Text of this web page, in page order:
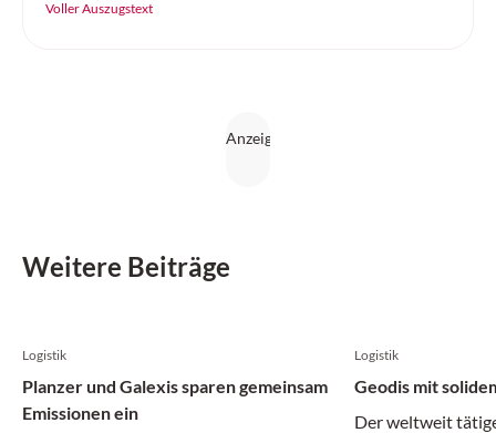
internationale Kongressmesse ihre Premiere – und
Voller Auszugstext
Weitere Beiträge
Logistik
Planzer und Galexis sparen gemeinsam
Emissionen ein
Logistik
Geodis mit
Der weltweit